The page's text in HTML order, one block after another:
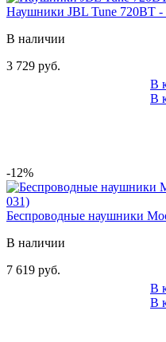
Наушники JBL Tune 720BT -
В наличии
3 729 руб.
В
В
-12%
Беспроводные наушники
В наличии
7 619 руб.
В
В